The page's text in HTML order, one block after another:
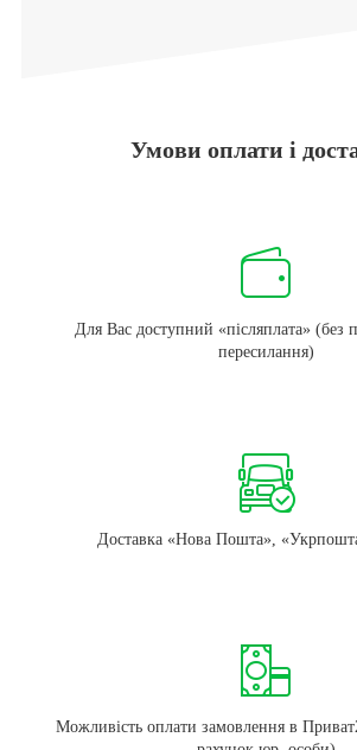
Умови оплати і
Для Вас доступний «післяплата» (без
пересилання)
Доставка «Нова Пошта»,
Можливість оплати замовлення в